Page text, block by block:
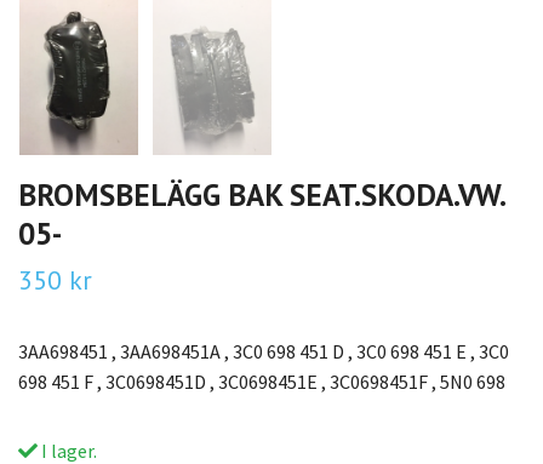
BROMSBELÄGG BAK SEAT.SKODA.VW.
05-
350 kr
3AA698451 , 3AA698451A , 3C0 698 451 D , 3C0 698 451 E , 3C0
698 451 F , 3C0698451D , 3C0698451E , 3C0698451F , 5N0 698
I lager.